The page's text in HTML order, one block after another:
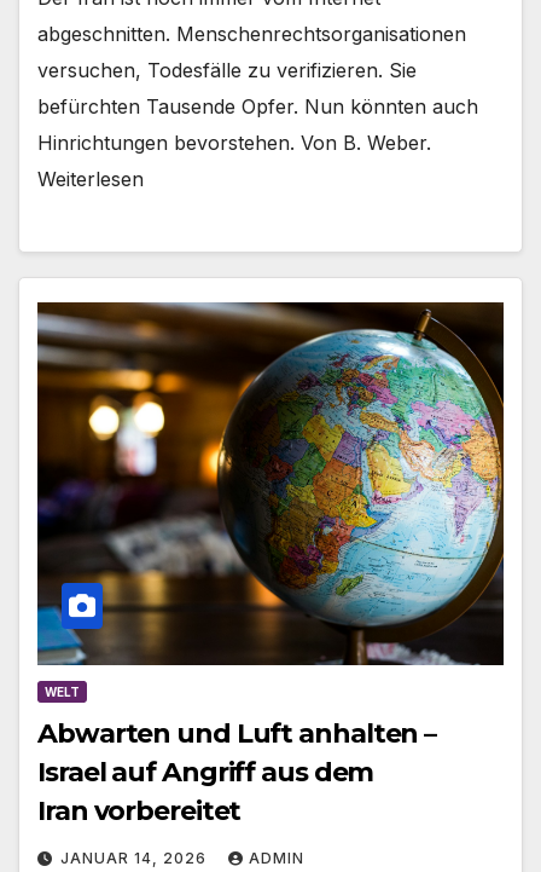
abgeschnitten. Menschenrechtsorganisationen
versuchen, Todesfälle zu verifizieren. Sie
befürchten Tausende Opfer. Nun könnten auch
Hinrichtungen bevorstehen. Von B. Weber.
Weiterlesen
WELT
Abwarten und Luft anhalten –
Israel auf Angriff aus dem
Iran vorbereitet
JANUAR 14, 2026 ADMIN